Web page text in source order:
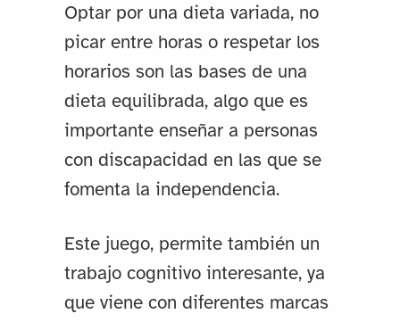
Optar por una dieta variada, no
picar entre horas o respetar los
horarios son las bases de una
dieta equilibrada, algo que es
importante enseñar a personas
con discapacidad en las que se
fomenta la independencia.
Este juego, permite también un
trabajo cognitivo interesante, ya
que viene con diferentes marcas